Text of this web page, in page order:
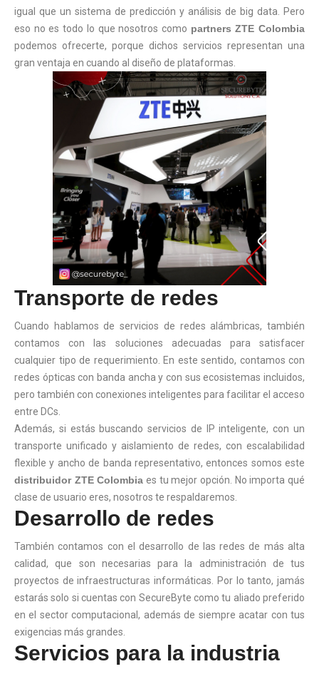
igual que un sistema de predicción y análisis de big data. Pero
eso no es todo lo que nosotros como partners ZTE Colombia
podemos ofrecerte, porque dichos servicios representan una
gran ventaja en cuando al diseño de plataformas.
Transporte de redes
Cuando hablamos de servicios de redes alámbricas, también
contamos con las soluciones adecuadas para satisfacer
cualquier tipo de requerimiento. En este sentido, contamos con
redes ópticas con banda ancha y con sus ecosistemas incluidos,
pero también con conexiones inteligentes para facilitar el acceso
entre DCs.
Además, si estás buscando servicios de IP inteligente, con un
transporte unificado y aislamiento de redes, con escalabilidad
flexible y ancho de banda representativo, entonces somos este
distribuidor ZTE Colombia es tu mejor opción. No importa qué
clase de usuario eres, nosotros te respaldaremos.
Desarrollo de redes
También contamos con el desarrollo de las redes de más alta
calidad, que son necesarias para la administración de tus
proyectos de infraestructuras informáticas. Por lo tanto, jamás
estarás solo si cuentas con SecureByte como tu aliado preferido
en el sector computacional, además de siempre acatar con tus
exigencias más grandes.
Servicios para la industria